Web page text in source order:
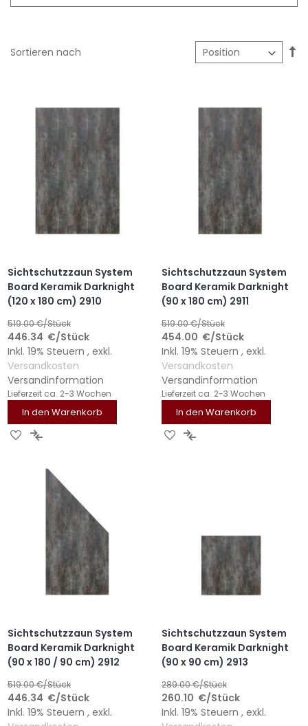
Sortieren nach
Sichtschutzzaun System
Board Keramik Darknight
(120 x 180 cm) 2910
519.00€/Stück
446.34 €/Stück
Inkl. 19% Steuern , exkl.
Versandkosten
Versandinformation
Lieferzeit ca. 2-3 Wochen
In den Warenkorb
ZUR
HINZUFÜGEN
ZUR
HINZUFÜGEN
Sichtschutzzaun System
Board Keramik Darknight
(90 x 180 cm) 2911
519.00€/Stück
454.00 €/Stück
Inkl. 19% Steuern , exkl.
Versandkosten
Versandinformation
Lieferzeit ca. 2-3 Wochen
In den Warenkorb
ZURZUR
Sichtschutzzaun System
Board Keramik Darknight
(90 x 180 / 90 cm) 2912
519.00€/Stück
446.34 €/Stück
Inkl. 19% Steuern , exkl.
Sichtschutzzaun System
Board Keramik Darknight
(90 x 90 cm) 2913
289.00€/Stück
260.10 €/Stück
Inkl. 19% Steuern , exkl.